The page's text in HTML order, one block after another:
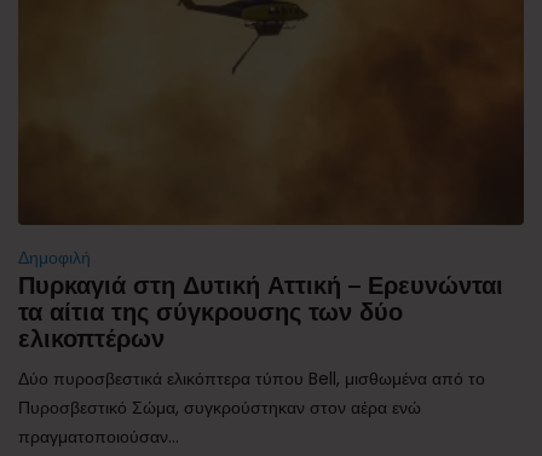
Δημοφιλή
Πυρκαγιά στη Δυτική Αττική – Ερευνώνται
τα αίτια της σύγκρουσης των δύο
ελικοπτέρων
Δύο πυροσβεστικά ελικόπτερα τύπου Bell, μισθωμένα από το
Πυροσβεστικό Σώμα, συγκρούστηκαν στον αέρα ενώ
πραγματοποιούσαν...